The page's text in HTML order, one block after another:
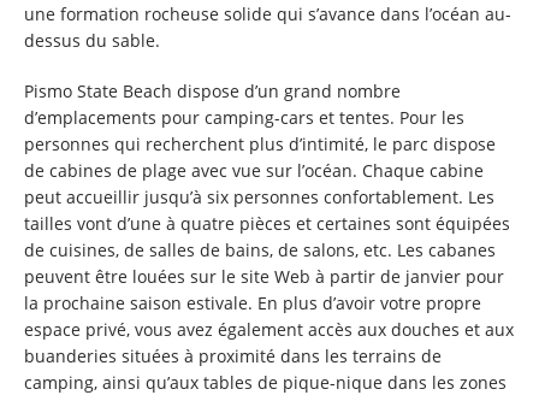
une formation rocheuse solide qui s’avance dans l’océan au-
dessus du sable.
Pismo State Beach dispose d’un grand nombre
d’emplacements pour camping-cars et tentes. Pour les
personnes qui recherchent plus d’intimité, le parc dispose
de cabines de plage avec vue sur l’océan. Chaque cabine
peut accueillir jusqu’à six personnes confortablement. Les
tailles vont d’une à quatre pièces et certaines sont équipées
de cuisines, de salles de bains, de salons, etc. Les cabanes
peuvent être louées sur le site Web à partir de janvier pour
la prochaine saison estivale. En plus d’avoir votre propre
espace privé, vous avez également accès aux douches et aux
buanderies situées à proximité dans les terrains de
camping, ainsi qu’aux tables de pique-nique dans les zones